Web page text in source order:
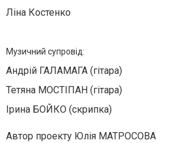
Ліна Костенко
Музичний супровід:
Андрій ГАЛАМАГА (гітара)
Тетяна МОСТІПАН (гітара)
Ірина БОЙКО (скрипка)
Автор проекту Юлія МАТРОСОВА